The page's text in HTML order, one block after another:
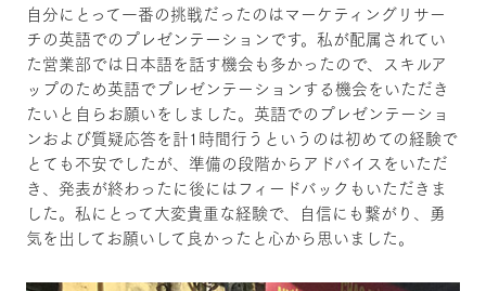
自分にとって一番の挑戦だったのはマーケティングリサー
チの英語でのプレゼンテーションです。私が配属されてい
た営業部では日本語を話す機会も多かったので、スキルア
ップのため英語でプレゼンテーションする機会をいただき
たいと自らお願いをしました。英語でのプレゼンテーショ
ンおよび質疑応答を計1時間行うというのは初めての経験で
とても不安でしたが、準備の段階からアドバイスをいただ
き、発表が終わったに後にはフィードバックもいただきま
した。私にとって大変貴重な経験で、自信にも繋がり、勇
気を出してお願いして良かったと心から思いました。